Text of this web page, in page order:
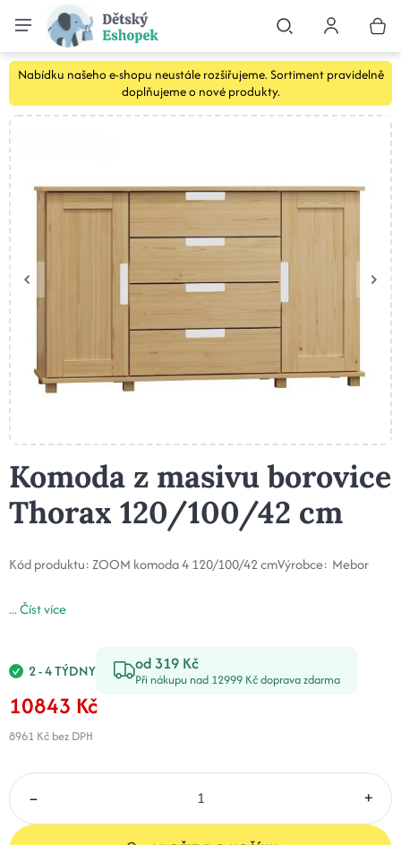
Nabídku našeho e-shopu neustále rozšiřujeme. Sortiment pravidelně
doplňujeme o nové produkty.
Komoda z masivu borovice
Thorax 120/100/42 cm
Kód produktu:ZOOM komoda 4 120/100/42 cmVýrobce: Mebor
...Číst více
2 - 4 TÝDNY od 319 Kč
Při nákupu nad 12999 Kč doprava zdarma
10843 Kč
8961 Kč bez DPH
– +